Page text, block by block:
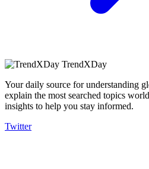
TrendXDay
Your daily source for understanding
explain the most searched topics
insights to help you stay informed.
Twitter